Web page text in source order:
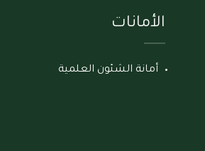
الأمانات
أمانة الشئون العلمية